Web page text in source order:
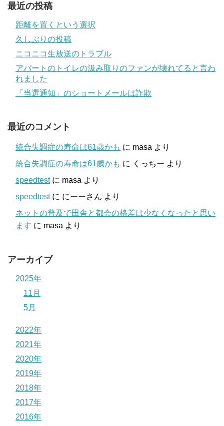
最近の投稿
距離を置くという選択
久しぶりの投稿
ニコニコ生放送のトラブル
アパートのトイレの汲み取りのファンが壊れてると言わ
れました
「当選通知」のショートメールは詐欺
最近のコメント
統合失調症の寿命は61歳かも に masa より
統合失調症の寿命は61歳かも に くっちー より
speedtestに masa より
speedtestに にーーさん より
ネットの普及で田舎と都会の格差は少なくなったと思い
ます に masa より
アーカイブ
2025年
11月
5月
2022年
2021年
2020年
2019年
2018年
2017年
2016年